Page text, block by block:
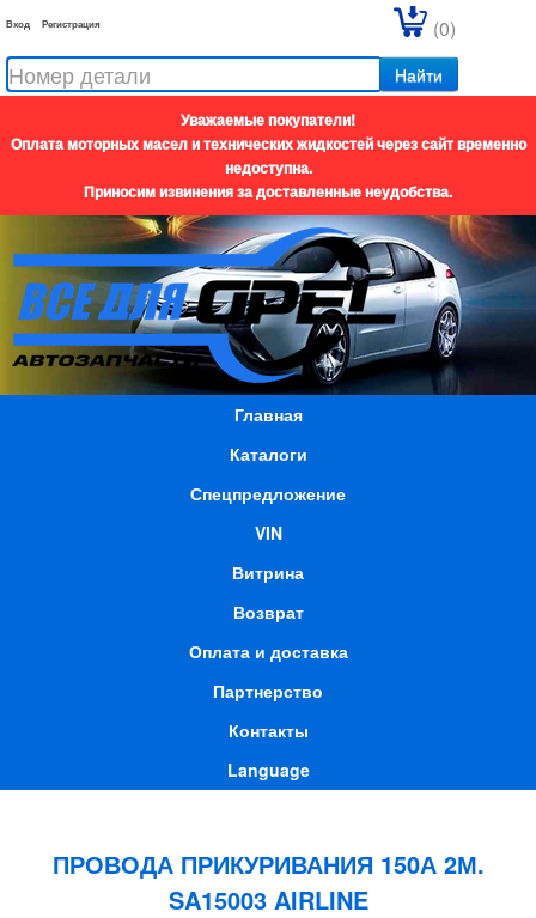
Вход Регистрация
Найти
(0)
Уважаемые покупатели!
Оплата моторных масел и технических жидкостей через сайт временно
недоступна.
Приносим извинения за доставленные неудобства.
Главная
Каталоги
Спецпредложение
VIN
Витрина
Возврат
Оплата и доставка
Партнерство
Контакты
Language
ПРОВОДА ПРИКУРИВАНИЯ 150А 2М.
SA15003 AIRLINE